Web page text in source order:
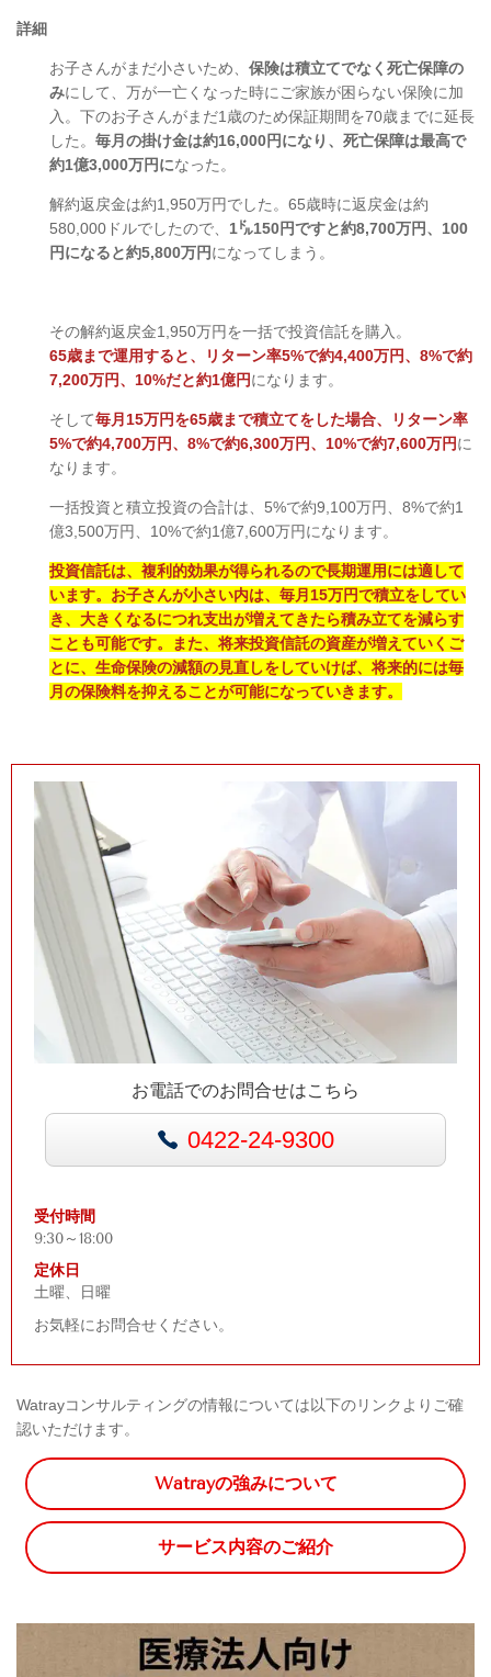
詳細
お子さんがまだ小さいため、 保険は積立てでなく死亡保障の
みにして、万が一亡くなった時にご家族が困らない保険に加
入。下のお子さんがまだ1歳のため保証期間を70歳までに延長
した。 毎月の掛け金は約16,000円になり、死亡保障は最高で
約1億3,000万円になった。
解約返戻金は約1,950万円でした。65歳時に返戻金は約
580,000ドルでしたので、 1㌦150円ですと約8,700万円、100
円になると約5,800万円になってしまう。
その解約返戻金1,950万円を一括で投資信託を購入。
65歳まで運用すると、リターン率5%で約4,400万円、8%で約
7,200万円、10%だと約1億円になります。
そして毎月15万円を65歳まで積立てをした場合、リターン率
5%で約4,700万円、8%で約6,300万円、10%で約7,600万円に
なります。
一括投資と積立投資の合計は、5%で約9,100万円、8%で約1
億3,500万円、10%で約1億7,600万円になります。
投資信託は、複利的効果が得られるので長期運用には適して
います。お子さんが小さい内は、毎月15万円で積立をしてい
き、大きくなるにつれ支出が増えてきたら積み立てを減らす
ことも可能です。また、将来投資信託の資産が増えていくご
とに、生命保険の減額の見直しをしていけば、将来的には毎
月の保険料を抑えることが可能になっていきます。
お電話でのお問合せはこちら
0422-24-9300
受付時間
9:30～18:00
定休日
土曜、日曜
お気軽にお問合せください。
Watrayコンサルティングの情報については以下のリンクよりご確
認いただけます。
Watrayの強みについて
サービス内容のご紹介